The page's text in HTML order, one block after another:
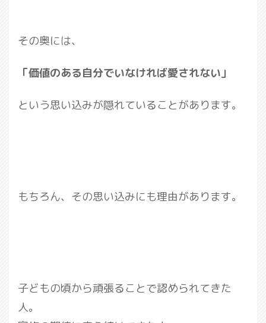
その奥には、
「価値のある自分でいなければ愛されない」
という思い込みが隠れていることがあります。
もちろん、その思い込みにも理由があります。
子どもの頃から頑張ることで認められてきた
人。